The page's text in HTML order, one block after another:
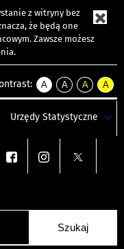
z witryny bez
że będą one
Zawsze możesz
A
kontrast
A
kontrast
tekst
czarnym
A
kontrast
tekst
czarnym
A
tekst
żółtym
Urzędy Statystyczne